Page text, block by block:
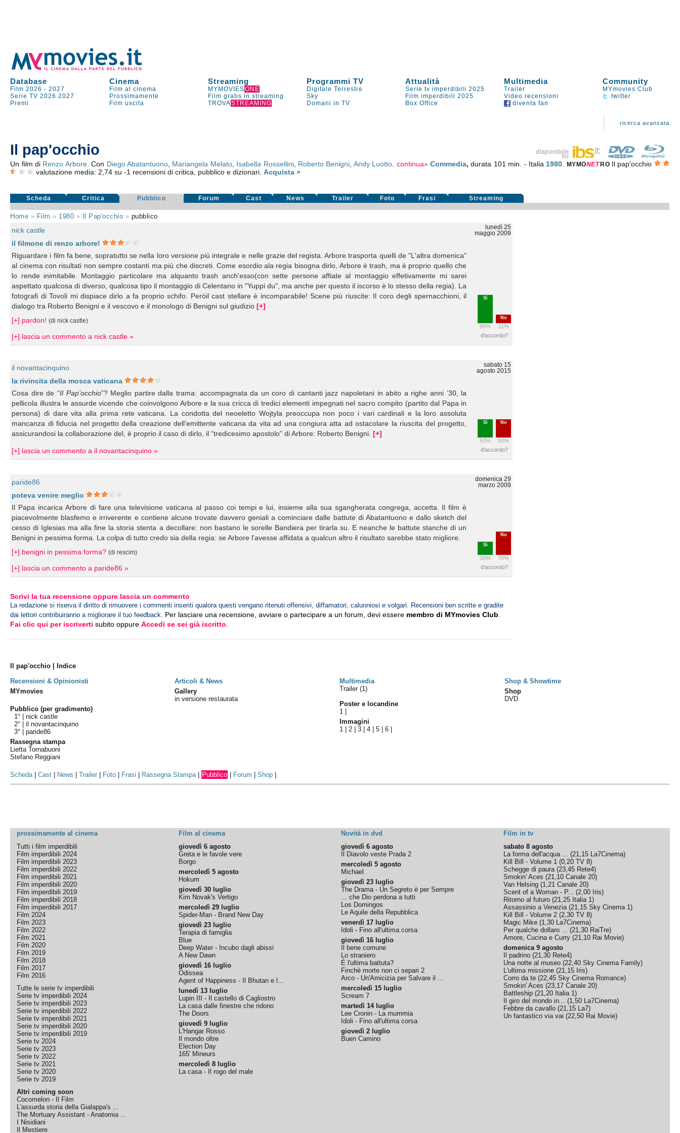
Database Cinema Streaming Programmi TV Attualità Multimedia Community
Film 2026 -2027 Film al cinema MYMOVIESONE Digitale Terrestre Serie tv imperdibili 2025 Trailer
MYmovies Club
Serie TV 2026 2027 Prossimamente Film gratis in streaming Sky Film imperdibili 2025 Video recensioni
twitter
Premi
Film uscita TROVASTREAMING Domani in TV Box Office diventa fan
ricerca avanzata
Il pap'occhio
Un film di Renzo Arbore. Con Diego Abatantuono, Mariangela Melato, Isabella Rossellini, Roberto Benigni Andy Luotto continua» Commedia,durata 101 min. - Italia 1980 MYMONET RO Il pap'occhio
valutazione media: 2,74 su-1 recensioni di critica, pubblico e dizionari.Acquista »
Scheda Critica Pubblico Forum Cast News Trailer Foto Frasi Streaming
Home » Film » 1980 » Il Pap'occhio » pubblico
nick castle
lunedì 25
maggio 2009
il filmone di renzo arbore!
Sì
89%
No
11%
Riguardare i film fa bene, sopratutto se nella loro versione più integrale e nelle grazie del regista. Arbore trasporta quelli de "L'altra domenica"
al cinema con risultati non sempre costanti ma più che discreti. Come esordio ala regia bisogna dirlo, Arbore è trash, ma è proprio quello che
lo rende inimitabile. Montaggio particolare ma alquanto trash anch'esso(con sette persone affiate al montaggio effetivamente mi sarei
aspettato qualcosa di diverso, qualcosa tipo il montaggio di Celentano in "Yuppi du", ma anche per questo il iscorso è lo stesso della regia). La
fotografi di Tovoli mi dispiace dirlo a fa proprio schifo. Peròil cast stellare è incomparabile! Scene più riuscite: Il coro degli spernacchioni, il
dialogo tra Roberto Benigni e il vescovo e il monologo di Benigni sul giudizio[+]
[+] pardon! (di nick castle)
[+] lascia un commento a nick castle » d'accordo?
il novantacinquino
sabato 15
agosto 2015
la rivincita della mosca vaticana
Sì
50%
No
50%
Cosa dire de “Il Pap’occhio”? Meglio partire dalla trama: accompagnata da un coro di cantanti jazz napoletani in abito a righe anni ’30, la
pellicola illustra le assurde vicende che coinvolgono Arbore e la sua cricca di tredici elementi impegnati nel sacro compito (partito dal Papa in
persona) di dare vita alla prima rete vaticana. La condotta del neoeletto Wojtyla preoccupa non poco i vari cardinali e la loro assoluta
mancanza di fiducia nel progetto della creazione dell’emittente vaticana da vita ad una congiura atta ad ostacolare la riuscita del progetto,
assicurandosi la collaborazione del, è proprio il caso di dirlo, il “tredicesimo apostolo” di Arbore: Roberto Benigni.[+]
[+] lascia un commento a il novantacinquino » d'accordo?
paride86
domenica 29
marzo 2009
poteva venire meglio
Sì
30%
No
70%
Il Papa incarica Arbore di fare una televisione vaticana al passo coi tempi e lui, insieme alla sua sgangherata congrega, accetta. Il film è
piacevolmente blasfemo e irriverente e contiene alcune trovate davvero geniali a cominciare dalle battute di Abatantuono e dallo sketch del
cesso di Iglesias ma alla fine la storia stenta a decollare: non bastano le sorelle Bandiera per tirarla su. E neanche le battute stanche di un
Benigni in pessima forma. La colpa di tutto credo sia della regia: se Arbore l'avesse affidata a qualcun altro il risultato sarebbe stato migliore.
[+] benigni in pessima forma? (di rescim)
[+] lascia un commento a paride86 » d'accordo?
Scrivi la tua recensione oppure lascia un commento
La redazione si riserva il diritto di rimuovere i commenti inseriti qualora questi vengano ritenuti offensivi, diffamatori, calunniosi e volgari. Recensioni ben scritte e gradite
dai lettori contribuiranno a migliorare il tuo feedback. Per lasciare una recensione, avviare o partecipare a un forum, devi essere membro di MYmovies Club
Fai clic qui per iscriverti subito oppureAccedi se sei già iscritto
Il pap'occhio | Indice
Recensioni & Opinionisti
Articoli & News Multimedia
Shop & Showtime
MYmovies
Pubblico (per gradimento)
1° |nick castle
2° |il novantacinquino
3° |paride86
Rassegna stampa
Lietta Tornabuoni
Stefano Reggiani
Gallery
in versione restaurata
Trailer (1)
Poster e locandine
1
Immagini
1 |2 |3 |4 |5 |6
Shop
DVD
Scheda|Cast News |Trailer Foto Frasi Rassegna Stampa| Pubblico Forum |Shop
prossimamente al cinema Film al cinema Novità in dvd
Film in tv
Tutti i film imperdibili
Film imperdibili 2024
Film imperdibili 2023
Film imperdibili 2022
Film imperdibili 2021
Film imperdibili 2020
Film imperdibili 2019
Film imperdibili 2018
Film imperdibili 2017
Film 2024
Film 2023
Film 2022
Film 2021
Film 2020
Film 2019
Film 2018
Film 2017
Film 2016
Tutte le serie tv imperdibili
Serie tv imperdibili 2024
Serie tv imperdibili 2023
Serie tv imperdibili 2022
Serie tv imperdibili 2021
Serie tv imperdibili 2020
Serie tv imperdibili 2019
Serie tv 2024
Serie tv 2023
Serie tv 2022
Serie tv 2021
Serie tv 2020
Serie tv 2019
Altri coming soon
Cocomelon - Il Film
L'assurda storia della Gialappa's ...
The Mortuary Assistant - Anatomia ...
I Nisidiani
Il Mestiere
giovedì 6 agosto
Greta e le favole vere
Borgo
mercoledì 5 agosto
Hokum
giovedì 30 luglio
Kim Novak's Vertigo
mercoledì 29 luglio
Spider-Man - Brand New Day
giovedì 23 luglio
Terapia di famiglia
Blue
Deep Water - Incubo dagli abissi
A New Dawn
giovedì 16 luglio
Odissea
Agent of Happiness - Il Bhutan e l...
lunedì 13 luglio
Lupin III - Il castello di Cagliostro
La casa dalle finestre che ridono
The Doors
giovedì 9 luglio
L'Hangar Rosso
Il mondo oltre
Election Day
165' Mineurs
mercoledì 8 luglio
La casa - Il rogo del male
giovedì 6 agosto
Il Diavolo veste Prada 2
mercoledì 5 agosto
Michael
giovedì 23 luglio
The Drama - Un Segreto è per Sempre
... che Dio perdona a tutti
Los Domingos
Le Aquile della Repubblica
venerdì 17 luglio
Idoli - Fino all'ultima corsa
giovedì 16 luglio
Il bene comune
Lo straniero
È l'ultima battuta?
Finchè morte non ci separi 2
Arco - Un'Amicizia per Salvare il ...
mercoledì 15 luglio
Scream 7
martedì 14 luglio
Lee Cronin - La mummia
Idoli - Fino all'ultima corsa
giovedì 2 luglio
Buen Camino
sabato 8 agosto
La forma dell'acqua ... (21,15 La7Cinema)
Kill Bill - Volume 1 (0,20 TV 8)
Schegge di paura(23,45 Rete4)
Smokin' Aces (21,10 Canale 20)
Van Helsing (1,21 Canale 20)
Scent of a Woman - P... (2,00 Iris)
Ritorno al futuro (21,25 Italia 1)
Assassinio a Venezia(21,15 Sky Cinema 1)
Kill Bill - Volume 2 (2,30 TV 8)
Magic Mike (1,30 La7Cinema)
Per qualche dollaro ... (21,30 RaiTre)
Amore, Cucina e Curry (21,10 Rai Movie)
domenica 9 agosto
Il padrino (21,30 Rete4)
Una notte al museo (22,40 Sky Cinema Family)
L'ultima missione (21,15 Iris)
Corro da te (22,45 Sky Cinema Romance)
Smokin' Aces (23,17 Canale 20)
Battleship (21,20 Italia 1)
Il giro del mondo in... (1,50 La7Cinema)
Febbre da cavallo (21,15 La7)
Un fantastico via vai (22,50 Rai Movie)